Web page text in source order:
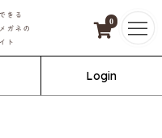
0
Login